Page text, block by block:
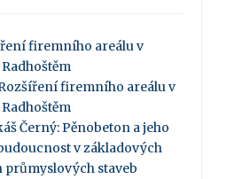
firemního areálu v
firemního areálu v
Černý: Pěnobeton a jeho
v základových
staveb